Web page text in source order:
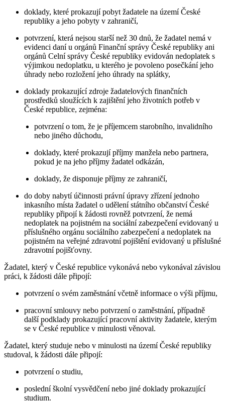
doklady, které prokazují pobyt žadatele na území České
republiky a jeho pobyty v zahraničí,
potvrzení, která nejsou starší než 30 dnů, že žadatel nemá v
evidenci daní u orgánů Finanční správy České republiky ani
orgánů Celní správy České republiky evidován nedoplatek s
výjimkou nedoplatku, u kterého je povoleno posečkání jeho
úhrady nebo rozložení jeho úhrady na splátky,
doklady prokazující zdroje žadatelových finančních
prostředků sloužících k zajištění jeho životních potřeb v
České republice, zejména:
potvrzení o tom, že je příjemcem starobního, invalidního
nebo jiného důchodu,
doklady, které prokazují příjmy manžela nebo partnera,
pokud je na jeho příjmy žadatel odkázán,
doklady, že disponuje příjmy ze zahraničí,
do doby nabytí účinnosti právní úpravy zřízení jednoho
inkasního místa žadatel o udělení státního občanství České
republiky připojí k žádosti rovněž potvrzení, že nemá
nedoplatek na pojistném na sociální zabezpečení evidovaný u
příslušného orgánu sociálního zabezpečení a nedoplatek na
pojistném na veřejné zdravotní pojištění evidovaný u příslušné
zdravotní pojišťovny.
Žadatel, který v České republice vykonává nebo vykonával závislou
práci, k žádosti dále připojí:
potvrzení o svém zaměstnání včetně informace o výši příjmu,
pracovní smlouvy nebo potvrzení o zaměstnání, případně
další podklady prokazující pracovní aktivity žadatele, kterým
se v České republice v minulosti věnoval.
Žadatel, který studuje nebo v minulosti na území České republiky
studoval, k žádosti dále připojí:
potvrzení o studiu,
poslední školní vysvědčení nebo jiné doklady prokazující
studium.